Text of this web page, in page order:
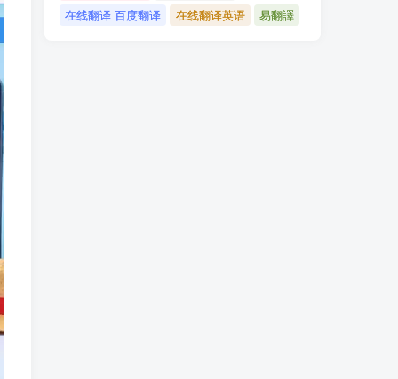
在线翻译 百度翻译
在线翻译英语 易翻譯